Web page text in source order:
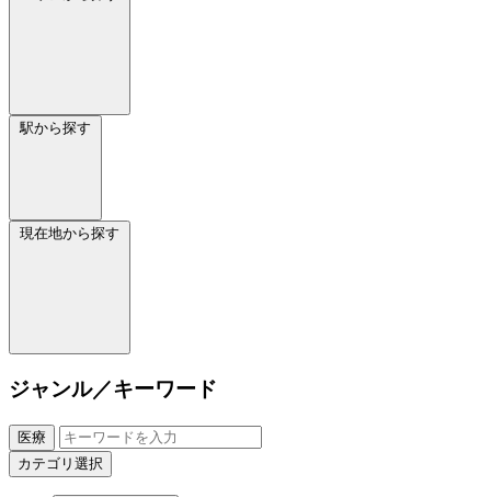
駅から探す
現在地から探す
ジャンル／キーワード
医療
カテゴリ選択